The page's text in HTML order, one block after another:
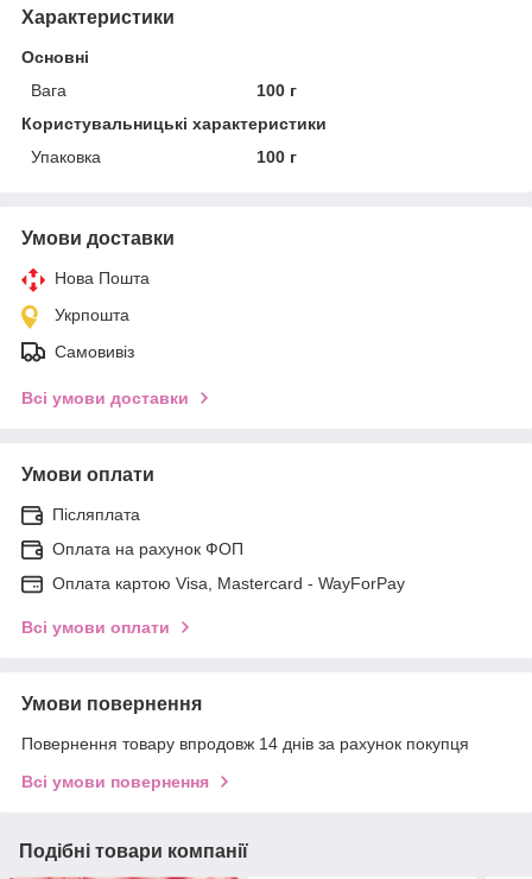
Характеристики
Основні
Вага
100 г
Користувальницькі характеристики
Упаковка
100 г
Умови доставки
Нова Пошта
Укрпошта
Самовивіз
Всі умови доставки
Умови оплати
Післяплата
Оплата на рахунок ФОП
Оплата картою Visa, Mastercard - WayForPay
Всі умови оплати
Умови повернення
Повернення товару впродовж 14 днів за рахунок покупця
Всі умови повернення
Подібні товари компанії